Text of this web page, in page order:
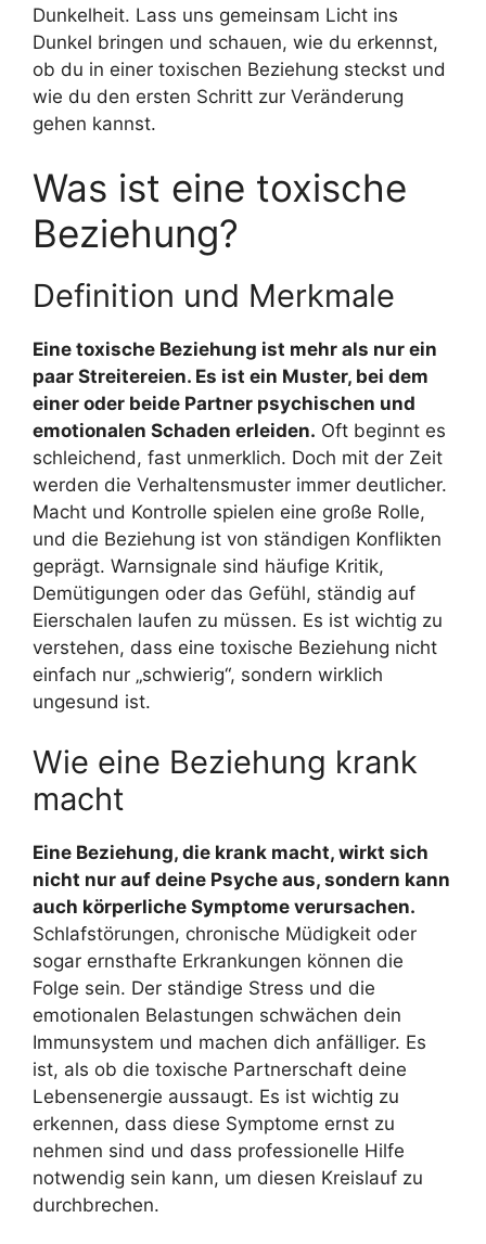
Dunkelheit. Lass uns gemeinsam Licht ins
Dunkel bringen und schauen, wie du erkennst,
ob du in einer toxischen Beziehung steckst und
wie du den ersten Schritt zur Veränderung
gehen kannst.
Was ist eine toxische
Beziehung?
Definition und Merkmale
Eine toxische Beziehung ist mehr als nur ein
paar Streitereien. Es ist ein Muster, bei dem
einer oder beide Partner psychischen und
emotionalen Schaden erleiden. Oft beginnt es
schleichend, fast unmerklich. Doch mit der Zeit
werden die Verhaltensmuster immer deutlicher.
Macht und Kontrolle spielen eine große Rolle,
und die Beziehung ist von ständigen Konflikten
geprägt. Warnsignale sind häufige Kritik,
Demütigungen oder das Gefühl, ständig auf
Eierschalen laufen zu müssen. Es ist wichtig zu
verstehen, dass eine toxische Beziehung nicht
einfach nur „schwierig“, sondern wirklich
ungesund ist.
Wie eine Beziehung krank
macht
Eine Beziehung, die krank macht, wirkt sich
nicht nur auf deine Psyche aus, sondern kann
auch körperliche Symptome verursachen.
Schlafstörungen, chronische Müdigkeit oder
sogar ernsthafte Erkrankungen können die
Folge sein. Der ständige Stress und die
emotionalen Belastungen schwächen dein
Immunsystem und machen dich anfälliger. Es
ist, als ob die toxische Partnerschaft deine
Lebensenergie aussaugt. Es ist wichtig zu
erkennen, dass diese Symptome ernst zu
nehmen sind und dass professionelle Hilfe
notwendig sein kann, um diesen Kreislauf zu
durchbrechen.